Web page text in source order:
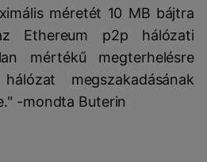
méretét 10 MB bájtra
Ethereum p2p hálózati
mértékű megterhelésre
megszakadásának
-mondta Buterin